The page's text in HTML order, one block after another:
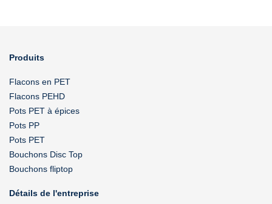
Produits
Flacons en PET
Flacons PEHD
Pots PET à épices
Pots PP
Pots PET
Bouchons Disc Top
Bouchons fliptop
Détails de l'entreprise